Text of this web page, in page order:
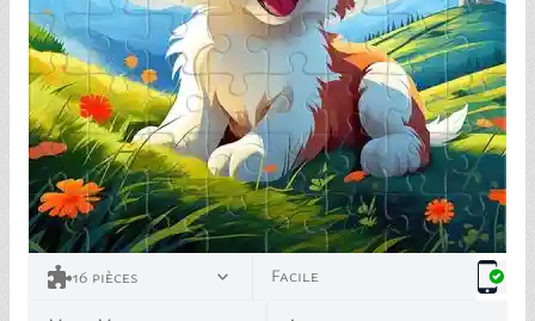
<p><span style="color: black; background-color:
16 pièces Facile